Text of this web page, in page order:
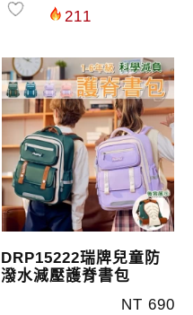
211
DRP15222瑞牌兒童防
潑水減壓護脊書包
NT 690